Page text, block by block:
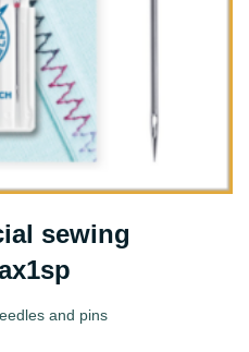
sewing
and pins